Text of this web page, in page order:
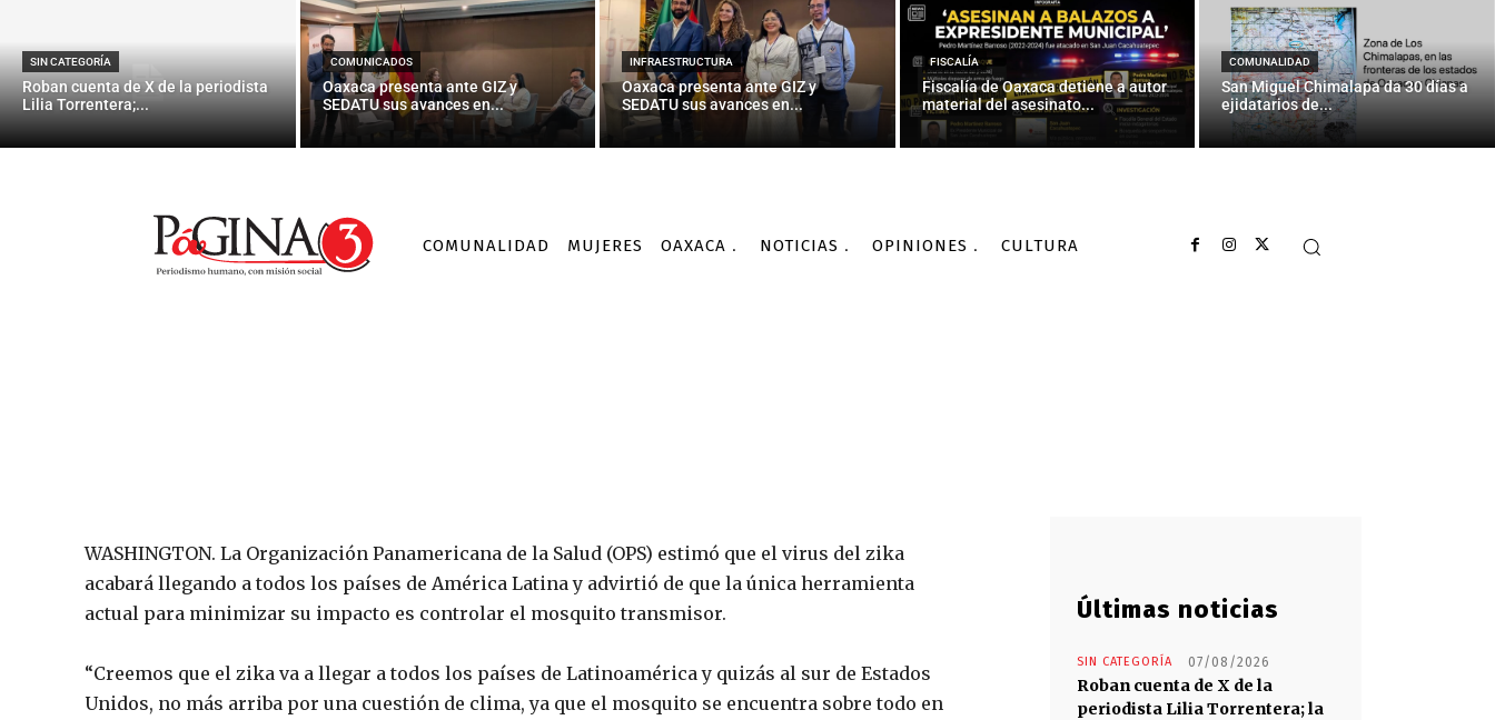
SIN CATEGORÍA
Roban cuenta de X de la periodista
Lilia Torrentera;...
COMUNICADOS
Oaxaca presenta ante GIZ y
SEDATU sus avances en...
INFRAESTRUCTURA
Oaxaca presenta ante GIZ y
SEDATU sus avances en...
FISCALÍA
Fiscalía de Oaxaca detiene a autor
material del asesinato...
COMUNALIDAD
San Miguel Chimalapa da 30 días a
ejidatarios de...
COMUNALIDAD MUJERES OAXACA NOTICIAS OPINIONES CULTURA
INTERNACIONALES
OPS estima que el zika llegará a toda América Latina
Por AGENCIAS - 20/01/2016
WASHINGTON. La Organización Panamericana de la Salud (OPS) estimó que el virus del zika
acabará llegando a todos los países de América Latina y advirtió de que la única herramienta
actual para minimizar su impacto es controlar el mosquito transmisor.
“Creemos que el zika va a llegar a todos los países de Latinoamérica y quizás al sur de Estados
Unidos, no más arriba por una cuestión de clima, ya que el mosquito se encuentra sobre todo en
Últimas noticias
SIN CATEGORÍA 07/08/2026
Roban cuenta de X de la
periodista Lilia Torrentera; la